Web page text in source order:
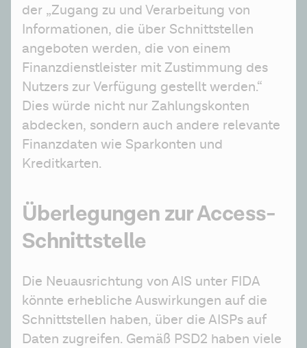
der „Zugang zu und Verarbeitung von
Informationen, die über Schnittstellen
angeboten werden, die von einem
Finanzdienstleister mit Zustimmung des
Nutzers zur Verfügung gestellt werden.“
Dies würde nicht nur Zahlungskonten
abdecken, sondern auch andere relevante
Finanzdaten wie Sparkonten und
Kreditkarten.
Überlegungen zur Access-
Schnittstelle
Die Neuausrichtung von AIS unter FIDA
könnte erhebliche Auswirkungen auf die
Schnittstellen haben, über die AISPs auf
Daten zugreifen. Gemäß PSD2 haben viele